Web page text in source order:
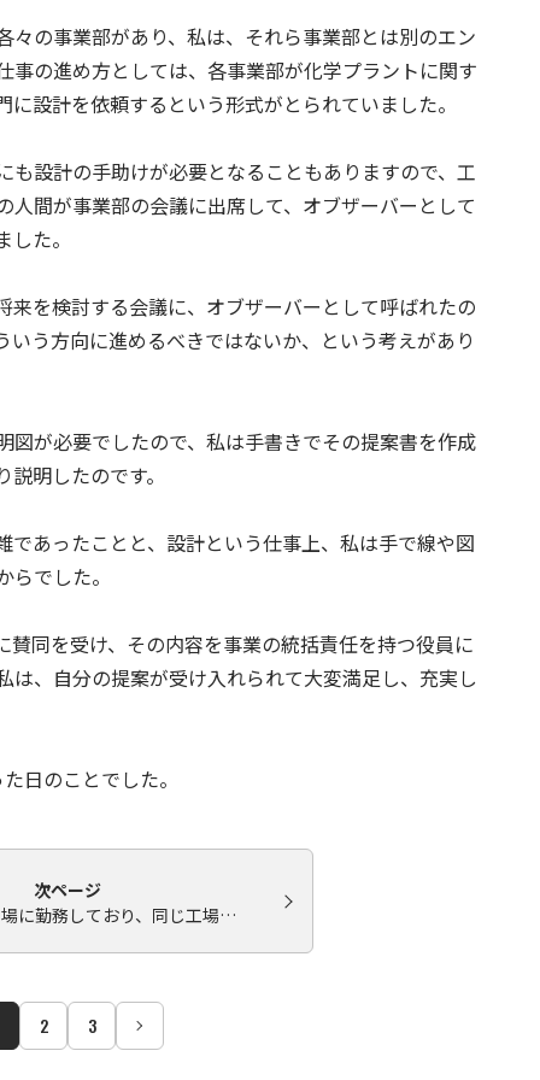
の事業部があり、私は、それら事業部とは別のエン
事の進め方としては、各事業部が化学プラントに関す
設計を依頼するという形式がとられていました。
設計の手助けが必要となることもありますので、工
間が事業部の会議に出席して、オブザーバーとして
た。
を検討する会議に、オブザーバーとして呼ばれたの
う方向に進めるべきではないか、という考えがあり
図が必要でしたので、私は手書きでその提案書を作成
明したのです。
あったことと、設計という仕事上、私は手で線や図
でした。
同を受け、その内容を事業の統括責任を持つ役員に
、自分の提案が受け入れられて大変満足し、充実し
日のことでした。
次ページ
に勤務しており、同じ工場…
2 3